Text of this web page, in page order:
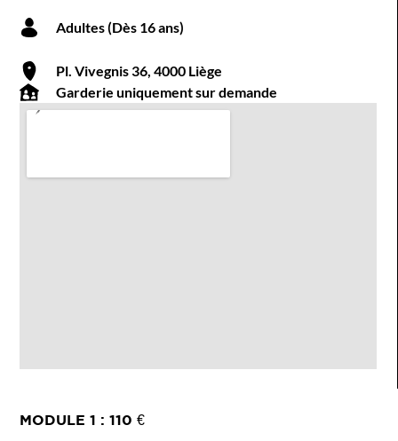
Adultes (Dès 16 ans)
Pl. Vivegnis 36, 4000 Liège
Garderie uniquement sur demande
MODULE 1 : 110 €